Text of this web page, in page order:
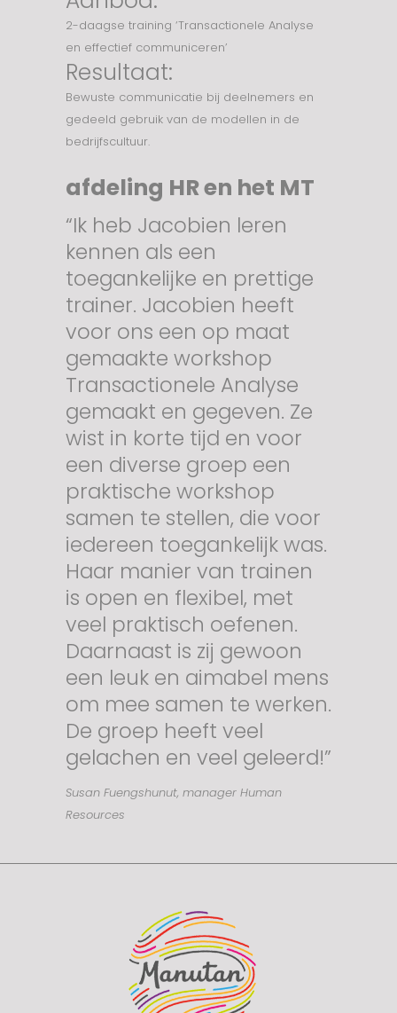
2-daagse training ‘Transactionele Analyse
en effectief communiceren’
Resultaat:
Bewuste communicatie bij deelnemers en
gedeeld gebruik van de modellen in de
bedrijfscultuur.
afdeling HR en het MT
“Ik heb Jacobien leren
kennen als een
toegankelijke en prettige
trainer. Jacobien heeft
voor ons een op maat
gemaakte workshop
Transactionele Analyse
gemaakt en gegeven. Ze
wist in korte tijd en voor
een diverse groep een
praktische workshop
samen te stellen, die voor
iedereen toegankelijk was.
Haar manier van trainen
is open en flexibel, met
veel praktisch oefenen.
Daarnaast is zij gewoon
een leuk en aimabel mens
om mee samen te werken.
De groep heeft veel
gelachen en veel geleerd!”
Susan Fuengshunut, manager Human
Resources